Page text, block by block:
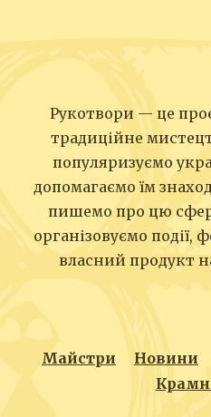
Рукотвори — це
традиційне
популяризуємо
допомагаємо їм
пишемо про цю
організовуємо події,
власний продукт
Майстри Новини